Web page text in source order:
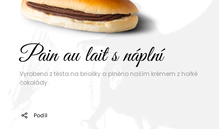
日本
nl
es
Pain au lait s náplní
Vyrobeno z těsta na briošky a plněno naším krémem z hořké
čokolády.
Podíl